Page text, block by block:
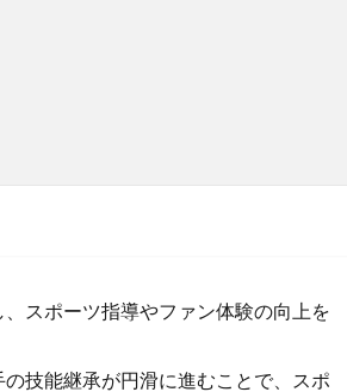
スポーツ指導やファン体験の向上を
技能継承が円滑に進むことで、スポ